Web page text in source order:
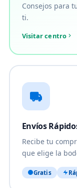
Consejos para
ti.
Visitar centro
Envíos
Recibe tu
que elige la
Gratis